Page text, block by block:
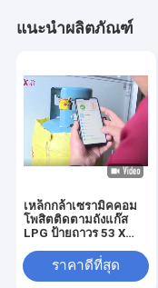
แนะนำผลิตภัณฑ์
เหล็กกล้าเซรามิคคอม
โพสิตติดตามถังแก๊ส
LPG ป้ายถาวร 53 X
ราคาดีที่สุด